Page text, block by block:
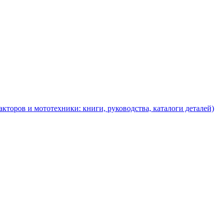
и мототехники: книги, руководства, каталоги деталей)